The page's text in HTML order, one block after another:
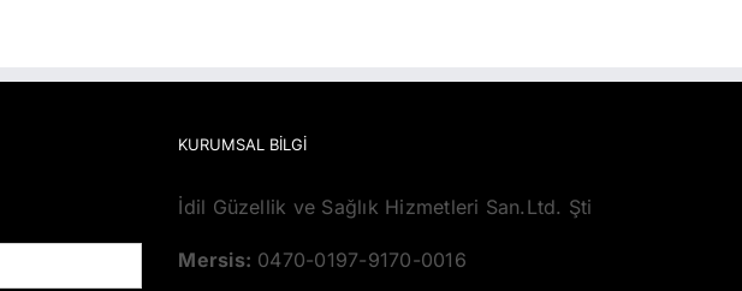
KURUMSAL BILGI
İdil Güzellik ve Sağlık Hizmetleri San.Ltd. Şti
Mersis: 0470-0197-9170-0016